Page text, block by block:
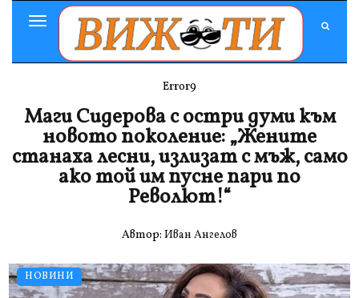
Toggle
Navigation
НОВИНИ
Error9
Маги Сидерова с остри думи към
новото поколение: „Жените
станаха лесни, излизат с мъж, само
ако той им пусне пари по
Револют!“
Автор: Иван Ангелов